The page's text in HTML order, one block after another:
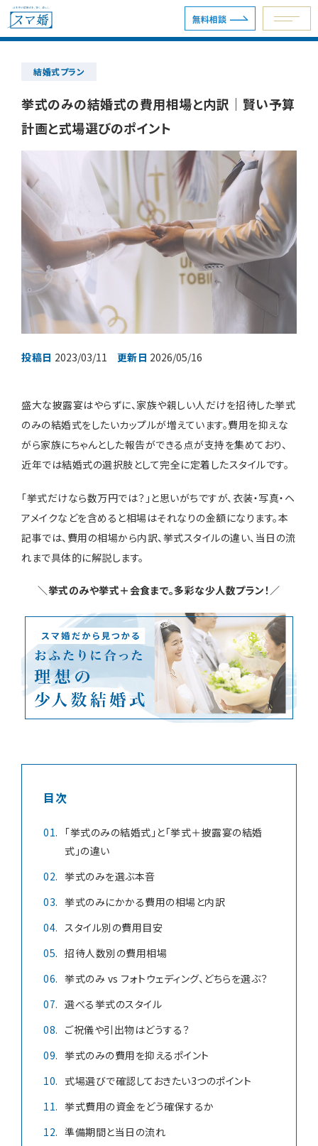
無料相談
無料相談
ウェディングプラン
ショールーム・サロン 会場を探す
装花・ドレス・料理
フェア＆キャンペーン
ウェディングレポート
結婚準備ガイド
お知らせ
無料相談お申込み
予約専用ダイヤル 0120-098-754
結婚式プラン
挙式のみの結婚式の費用相場と内訳｜賢い予算
計画と式場選びのポイント
投稿日 2023/03/11 更新日 2026/05/16
盛大な披露宴はやらずに、家族や親しい人だけを招待した挙式
のみの結婚式をしたいカップルが増えています。費用を抑えな
がら家族にちゃんとした報告ができる点が支持を集めており、
近年では結婚式の選択肢として完全に定着したスタイルです。
「挙式だけなら数万円では？」と思いがちですが、衣装・写真・ヘ
アメイクなどを含めると相場はそれなりの金額になります。本
記事では、費用の相場から内訳、挙式スタイルの違い、当日の流
れまで具体的に解説します。
＼挙式のみや挙式＋会食まで。多彩な少人数プラン！／
目次
「挙式のみの結婚式」と「挙式＋披露宴の結婚
式」の違い
挙式のみを選ぶ本音
挙式のみにかかる費用の相場と内訳
スタイル別の費用目安
招待人数別の費用相場
挙式のみ vs フォトウェディング、どちらを選ぶ？
選べる挙式のスタイル
ご祝儀や引出物はどうする？
挙式のみの費用を抑えるポイント
式場選びで確認しておきたい3つのポイント
挙式費用の資金をどう確保するか
準備期間と当日の流れ